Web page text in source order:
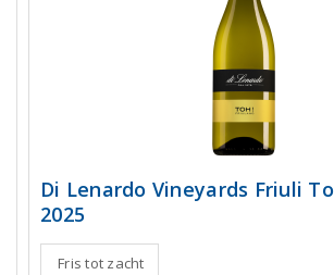
Di Lenardo Vineyards Friuli
2025
Fris tot zacht